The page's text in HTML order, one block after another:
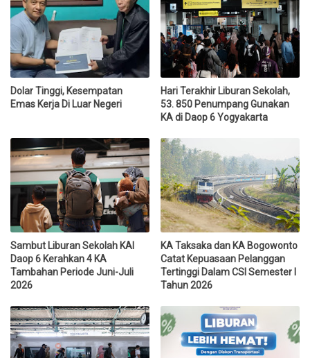
Dolar Tinggi, Kesempatan
Emas Kerja Di Luar Negeri
Hari Terakhir Liburan Sekolah,
53. 850 Penumpang Gunakan
KA di Daop 6 Yogyakarta
Sambut Liburan Sekolah KAI
Daop 6 Kerahkan 4 KA
Tambahan Periode Juni-Juli
2026
KA Taksaka dan KA Bogowonto
Catat Kepuasaan Pelanggan
Tertinggi Dalam CSI Semester I
Tahun 2026